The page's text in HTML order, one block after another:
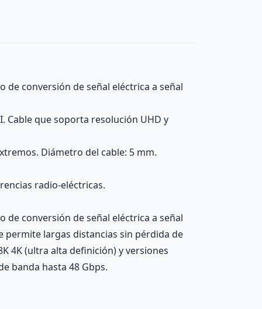
de conversión de señal eléctrica a señal
Cable que soporta resolución UHD y
Diámetro del cable: 5 mm.
radio-eléctricas.
de conversión de señal eléctrica a señal
largas distancias sin pérdida de
4K (ultra alta definición) y versiones
banda hasta 48 Gbps.